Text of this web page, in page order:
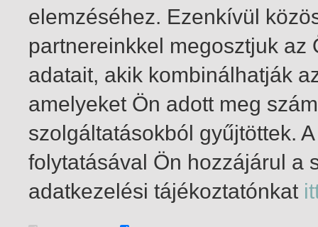
1-1 / total 1 hit
elemzéséhez. Ezenkívül
partnereinkkel megosztjuk
adatait, akik kombinálhatják
amelyeket Ön adott meg
szolgáltatásokból gyűjtöttek.
folytatásával Ön hozzájárul a
adatkezelési tájékoztatónkat